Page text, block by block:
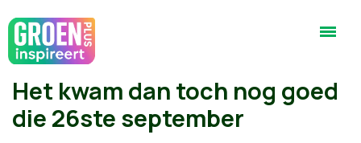
Het kwam dan toch nog goed
die 26ste september